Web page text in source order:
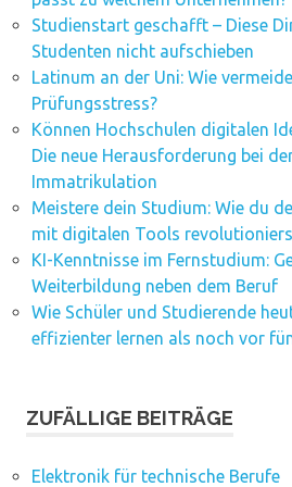
Studienstart geschafft – Diese
Studenten nicht aufschieben
Latinum an der Uni: Wie
Prüfungsstress?
Können Hochschulen digitalen
Die neue Herausforderung bei
Immatrikulation
Meistere dein Studium: Wie du
mit digitalen Tools
KI-Kenntnisse im Fernstudium:
Weiterbildung neben dem Beruf
Wie Schüler und Studierende
effizienter lernen als noch vor
ZUFÄLLIGE BEITRÄGE
Elektronik für technische Berufe